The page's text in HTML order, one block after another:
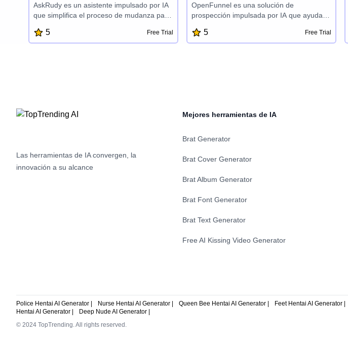
AskRudy es un asistente impulsado por IA
que simplifica el proceso de mudanza para
estudiantes en el extranjero. Ofrece una
suite de herramientas, incluida asistencia
dinero en su viaje internacional.
5 Free Trial
OpenFunnel es una solución de
prospección impulsada por IA que ayuda a
clientes potenciales calificados y cálidos
con sus agentes personalizados. La
mejoran, OpenFunnel permite a las
en el momento adecuado y lograr
5 Free Trial
Las herramientas de IA convergen, la
innovación a su alcance
Mejores herramientas de IA
Brat Generator
Brat Cover Generator
Brat Album Generator
Brat Font Generator
Brat Text Generator
Free AI Kissing Video Generator
Police Hentai AI Generator | Nurse Hentai AI Generator | Queen Bee Hentai AI Generator | Feet Hentai AI Generator |
Hentai AI Generator |
Deep Nude AI Generator |
© 2024 TopTrending. All rights reserved.